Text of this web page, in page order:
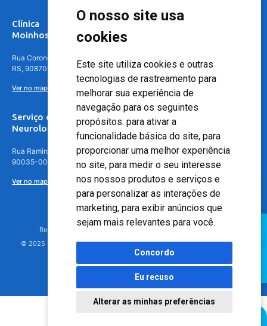
O nosso site usa
cookies
Este site utiliza cookies e outras
tecnologias de rastreamento para
melhorar sua experiência de
navegação para os seguintes
propósitos: para ativar a
funcionalidade básica do site, para
proporcionar uma melhor experiência
no site, para medir o seu interesse
nos nossos produtos e serviços e
para personalizar as interações de
marketing, para exibir anúncios que
sejam mais relevantes para você.
Concordo
Eu recuso
Alterar as minhas preferências
Clínica
Moinhos de Vento - Teresópolis
Rua Coronel Aparício Borges, 250 - 3º andar - Teresópolis, Porto Alegre -
RS, 90870-016
Ver no mapa
Serviço de
Neurologia
Rua Ramiro Barcelos, 630 – 5º andar – Floresta, Porto Alegre – RS,
90035-001
Ver no mapa
Responsável Técnico: Dr. Luiz Antonio Nasi - CREMERS 11217
© 2025 - Hospital Moinhos de Vento - Registro Empresa (CRM-RS): 425